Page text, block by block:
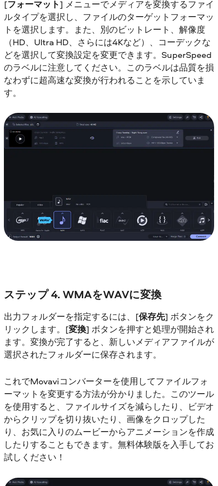
[フォーマット] メニューでメディアを変換するファイ
ルタイプを選択し、ファイルのターゲットフォーマッ
トを選択します。また、別のビットレート、解像度
（HD、Ultra HD、さらには4Kなど）、コーデックな
どを選択して変換設定を変更できます。SuperSpeed
のラベルに注意してください。このラベルは品質を損
なわずに超高速な変換が行われることを示していま
す。
ステップ 4. WMAをWAVに変換
出力フォルダーを指定するには、[保存先] ボタンをク
リックします。[変換] ボタンを押すと処理が開始され
ます。変換が完了すると、新しいメディアファイルが
選択されたフォルダーに保存されます。
これでMovaviコンバーターを使用してファイルフォ
ーマットを変更する方法が分かりました。このツール
を使用すると、ファイルサイズを減らしたり、ビデオ
からクリップを切り抜いたり、画像をクロップした
り、お気に入りのムービーからアニメーションを作成
したりすることもできます。無料体験版を入手してお
試しください！